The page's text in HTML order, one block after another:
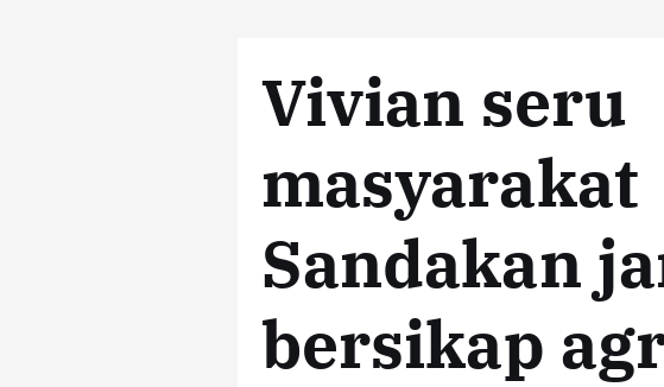
Vivian seru
masyarakat
Sandakan
bersikap